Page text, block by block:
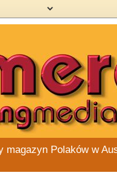
magazyn Polaków w